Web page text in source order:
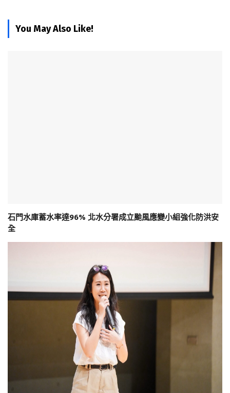
You May Also Like!
石門水庫蓄水率達96% 北水分署成立颱風應變小組強化防洪安
全